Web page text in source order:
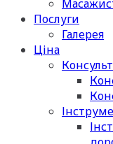
Послуги
Галерея
Ціна